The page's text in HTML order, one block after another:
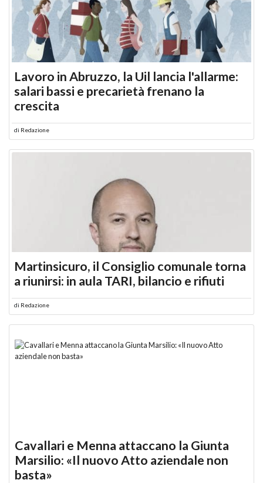
Lavoro in Abruzzo, la Uil lancia l'allarme:
salari bassi e precarietà frenano la
crescita
di Redazione
Martinsicuro, il Consiglio comunale torna
a riunirsi: in aula TARI, bilancio e rifiuti
di Redazione
Cavallari e Menna attaccano la Giunta
Marsilio: «Il nuovo Atto aziendale non
basta»